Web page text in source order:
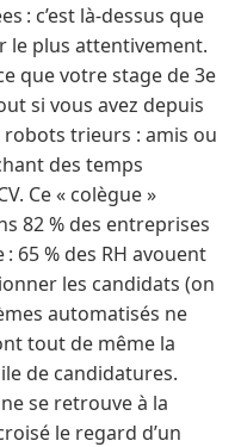
: c’est là-dessus que
le plus attentivement.
que votre stage de 3e
si vous avez depuis
robots trieurs : amis ou
des temps
Ce « colègue »
82 % des entreprises
65 % des RH avouent
les candidats (on
automatisés ne
tout de même la
de candidatures.
se retrouve à la
le regard d’un